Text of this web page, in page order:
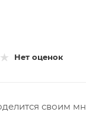
Нет оценок
своим